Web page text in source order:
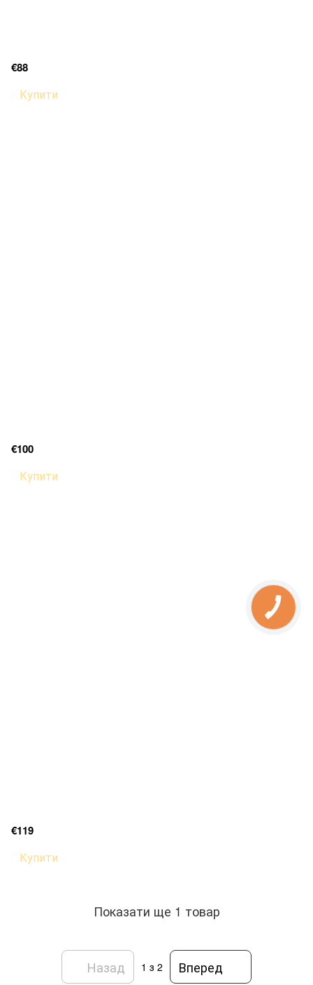
€88
Купити
€100
Купити
€119
Купити
Показати ще 1 товар
Назад 1 з 2 Вперед